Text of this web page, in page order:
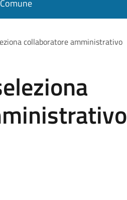
collaboratore amministrativo